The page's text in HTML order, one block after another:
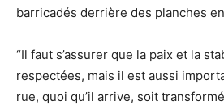
barricadés derrière des planches
“Il faut s’assurer que la paix et la
respectées, mais il est aussi
rue, quoi qu’il arrive, soit